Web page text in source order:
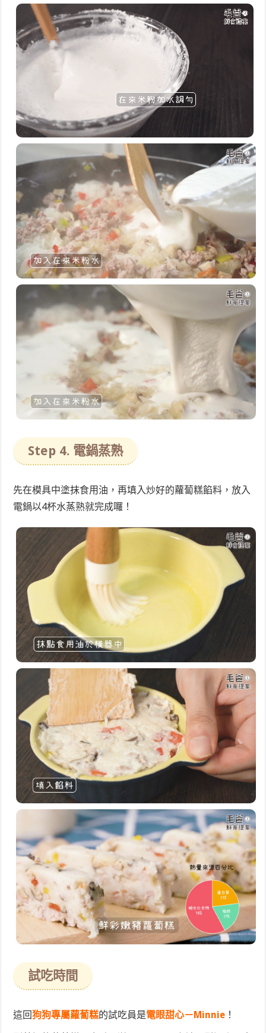
Step 4. 電鍋蒸熟
先在模具中塗抹食用油，再填入炒好的蘿蔔糕餡料，放入
電鍋以4杯水蒸熟就完成囉！
試吃時間
這回狗狗專屬蘿蔔糕的試吃員是電眼甜心－Minnie ！